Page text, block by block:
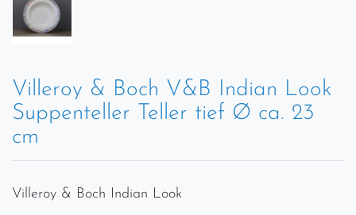
Villeroy & Boch V&B Indian Look
Suppenteller Teller tief Ø ca. 23
cm
Villeroy & Boch Indian Look